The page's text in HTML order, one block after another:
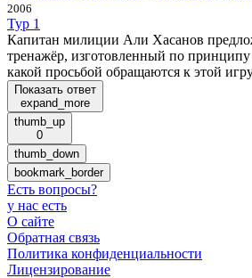
2006
Тур 1
Капитан милиции Али Хасанов
тренажёр, изготовленный по
какой просьбой обращаются к этой
Показать ответ
expand_more
thumb_up
0
thumb_down
bookmark_border
Есть вопросы?
у нас есть
О сайте
Обратная связь
Политика конфиденциальности
Лицензирование